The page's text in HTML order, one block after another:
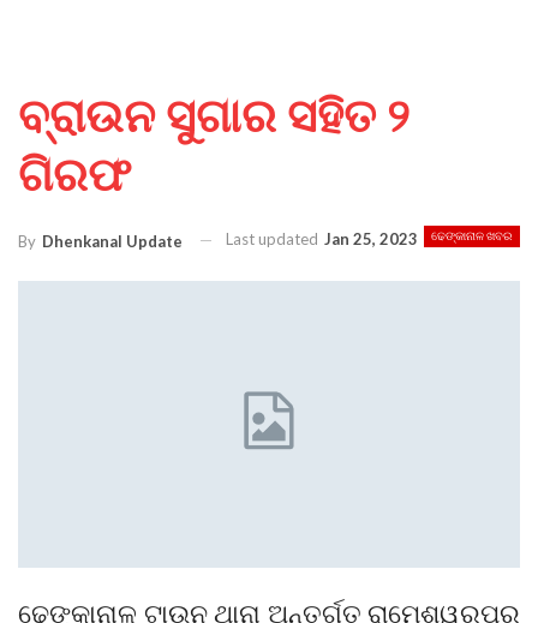
ବ୍ରାଉନ ସୁଗାର ସହିତ ୨
ଗିରଫ
ଢେଙ୍କାନାଳ ଖବର
By Dhenkanal Update Last updated Jan 25, 2023
ଢେଙ୍କାନାଳ ଟାଉନ ଥାନା ଅନ୍ତର୍ଗତ ରାମେଶ୍ୱରପୁର